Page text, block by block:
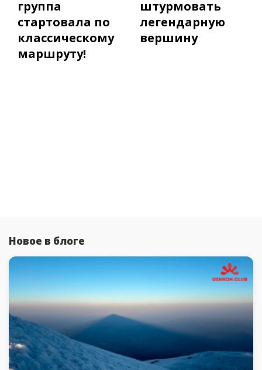
группа
стартовала по
классическому
маршруту!
штурмовать
легендарную
вершину
Новое в блоге